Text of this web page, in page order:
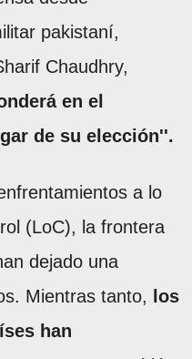
pakistaní,
Chaudhry,
en el
de su elección''.
a lo
(LoC), la frontera
dejado una
Mientras tanto,
los
han